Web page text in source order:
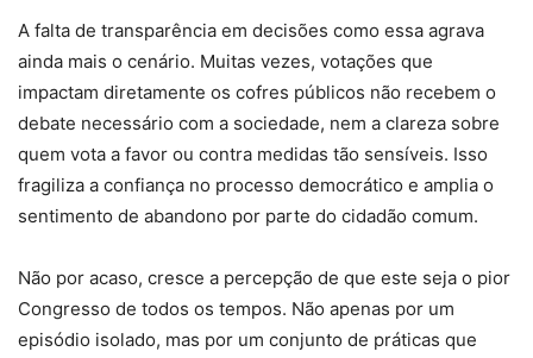
A falta de transparência em decisões como essa agrava
ainda mais o cenário. Muitas vezes, votações que
impactam diretamente os cofres públicos não recebem o
debate necessário com a sociedade, nem a clareza sobre
quem vota a favor ou contra medidas tão sensíveis. Isso
fragiliza a confiança no processo democrático e amplia o
sentimento de abandono por parte do cidadão comum.
Não por acaso, cresce a percepção de que este seja o pior
Congresso de todos os tempos. Não apenas por um
episódio isolado, mas por um conjunto de práticas que